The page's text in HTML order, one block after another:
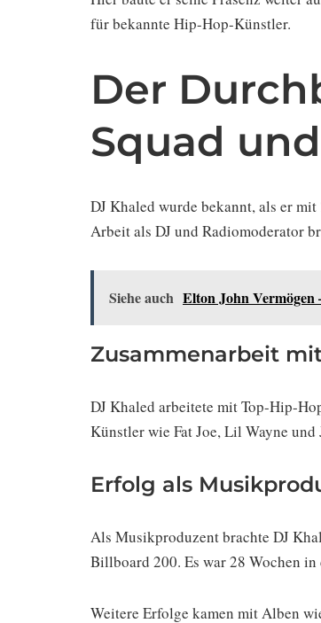
für bekannte Hip-Hop-Künstler.
Der
Squad
DJ Khaled wurde bekannt, als er mit
Arbeit als DJ und Radiomoderator
Siehe auch Elton John
Zusammenarbeit
DJ Khaled arbeitete mit Top-Hip-
Künstler wie Fat Joe, Lil Wayne und
Erfolg als
Als Musikproduzent brachte DJ
Billboard 200. Es war 28 Wochen in
Weitere Erfolge kamen mit Alben